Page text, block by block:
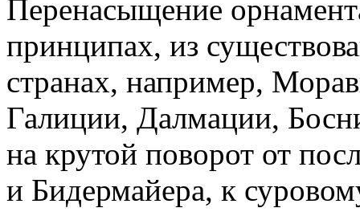
Перенасыщение
принципах, из
странах, например,
Галиции, Далмации,
на крутой поворот от
и Бидермайера, к